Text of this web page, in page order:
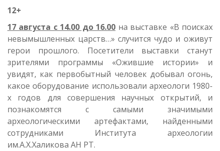
12+
17 августа с 14.00 до 16.00 на выставке «В поисках
невымышленных царств…» случится чудо и оживут
герои прошлого. Посетители выставки станут
зрителями программы «Ожившие истории» и
увидят, как первобытный человек добывал огонь,
какое оборудование использовали археологи 1980-
х годов для совершения научных открытий, и
познакомятся с самыми значимыми
археологическими артефактами, найденными
сотрудниками Института археологии
им.А.Х.Халикова АН РТ.